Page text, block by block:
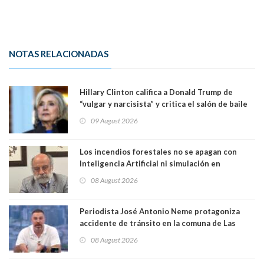
NOTAS RELACIONADAS
Hillary Clinton califica a Donald Trump de
“vulgar y narcisista” y critica el salón de baile
casa. Y la está destruyendo”
09 August 2026
Los incendios forestales no se apagan con
Inteligencia Artificial ni simulación en
Magister en Asentamientos Humanos PUC
08 August 2026
Periodista José Antonio Neme protagoniza
accidente de tránsito en la comuna de Las
08 August 2026